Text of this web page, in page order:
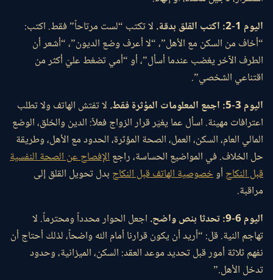
اليوم 1-2: اكتب القلق بدقة.
لا تكتب “لست مرتاحاً” فقط. اكتب:
“أخاف من السكن مع الأهل”، “لا أعرف وضع الديون”، “أشعر أن
الطرف الآخر يغضب عندما أسأل”، أو “أمي تضغط عليّ أكثر من
اقتناعي الشخصي”.
اليوم 3-5: اجمع المعلومات المؤثرة فقط.
لا تفتش الهاتف ولا تطلب
اعترافات مهينة. اسأل عما يغيّر قرار الزواج فعلاً: الدين والخلق، الوضع
المالي العام، السكن، العمل، الصحة المؤثرة، الحدود مع الأهل، وطريقة
حل الخلاف. في المواضيع الحساسة، راجعالإفصاح عن الصحة النفسية
قبل النكاح أوخصوصية الهاتف قبل النكاح بدل تحويل القلق إلى
مراقبة.
اليوم 6-9: تحدثا بنص واضح.
اجعل الحوار محدداً ومحترماً. لا
تهاجم النية. قل: “أريد أن يكون قرارنا أمام الله واضحاً، لذلك أحتاج أن
نفهم ثلاثة أمور قبل تحديد موعد العقد: السكن، الميزانية، وحدود
تدخل الأهل.”